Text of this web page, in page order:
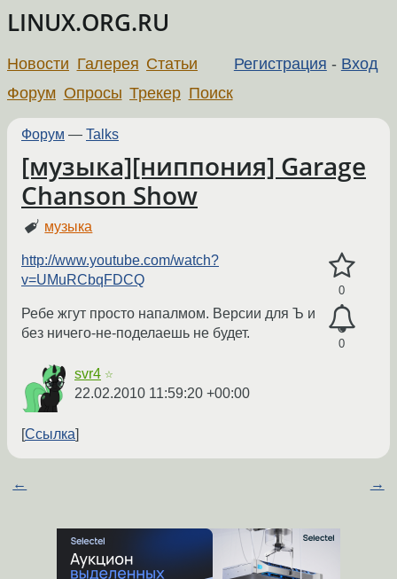
LINUX.ORG.RU
Регистрация - Вход
Новости Галерея Статьи
Форум Опросы Трекер Поиск
Форум — Talks
[музыка][ниппония] Garage
Chanson Show
музыка
0
0
http://www.youtube.com/watch?
v=UMuRCbqFDCQ
Ребе жгут просто напалмом. Версии для Ъ и
без ничего-не-поделаешь не будет.
svr4 ☆
22.02.2010 11:59:20 +00:00
Ссылка
← →